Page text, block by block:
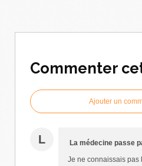
Commenter
Ajouter un
L La médecine passe
Je ne connaissais pas